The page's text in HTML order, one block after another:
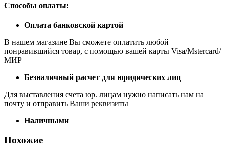
Способы оплаты:
Оплата банковской картой
В нашем магазине Вы сможете оплатить любой
понравившийся товар, с помощью вашей карты Visa/Mstercard/
МИР
Безналичный расчет для юридических лиц
Для выставления счета юр. лицам нужно написать нам на
почту и отправить Ваши реквизиты
Наличными
Похожие